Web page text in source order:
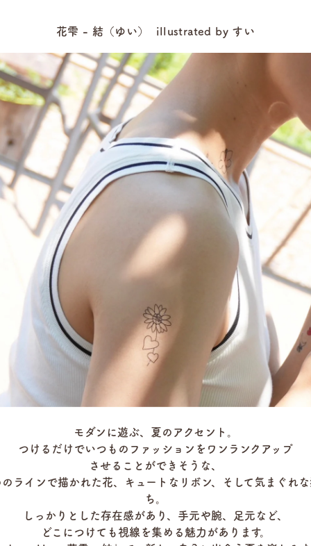
花雫 - 結（ゆい） illustrated by すい
モダンに遊ぶ、夏のアクセント。
つけるだけでいつものファッションをワンランクアップ
させることができそうな、
ラインで描かれた花、キュートなリボン、そして気まぐれ
ち。
しっかりとした存在感があり、手元や腕、足元など、
どこにつけても視線を集める魅力があります。